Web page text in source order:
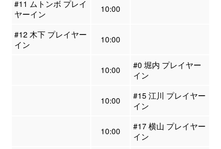
#11 ムトンボ プレイ
ヤーイン
10:00
#12 木下 プレイヤー
イン
10:00
10:00
#0 堀内 プレイヤー
イン
10:00
#15 江川 プレイヤー
イン
10:00
#17 横山 プレイヤー
イン